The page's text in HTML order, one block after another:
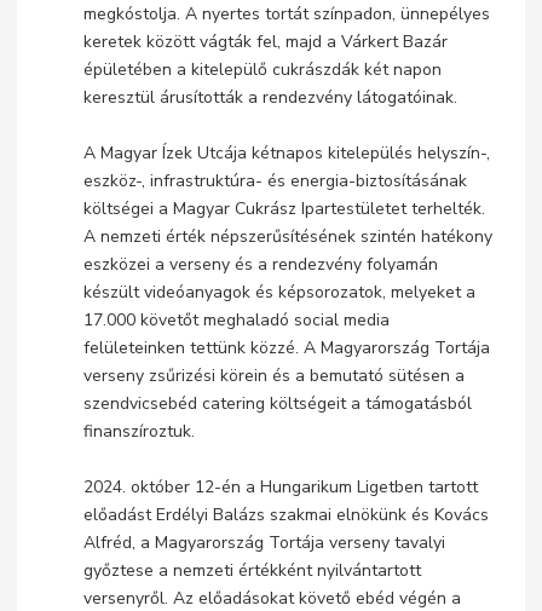
megkóstolja. A nyertes tortát színpadon, ünnepélyes
keretek között vágták fel, majd a Várkert Bazár
épületében a kitelepülő cukrászdák két napon
keresztül árusították a rendezvény látogatóinak.
A Magyar Ízek Utcája kétnapos kitelepülés helyszín-,
eszköz-, infrastruktúra- és energia-biztosításának
költségei a Magyar Cukrász Ipartestületet terhelték.
A nemzeti érték népszerűsítésének szintén hatékony
eszközei a verseny és a rendezvény folyamán
készült videóanyagok és képsorozatok, melyeket a
17.000 követőt meghaladó social media
felületeinken tettünk közzé. A Magyarország Tortája
verseny zsűrizési körein és a bemutató sütésen a
szendvicsebéd catering költségeit a támogatásból
finanszíroztuk.
2024. október 12-én a Hungarikum Ligetben tartott
előadást Erdélyi Balázs szakmai elnökünk és Kovács
Alfréd, a Magyarország Tortája verseny tavalyi
győztese a nemzeti értékként nyilvántartott
versenyről. Az előadásokat követő ebéd végén a